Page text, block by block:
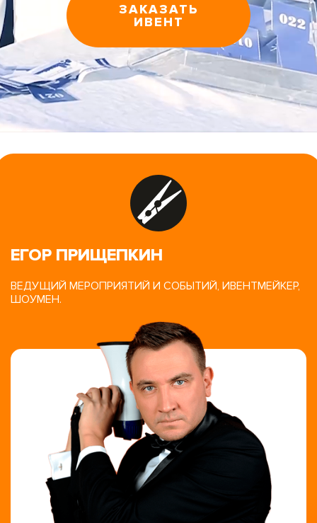
ЗАКАЗАТЬ
ИВЕНТ
ЕГОР ПРИЩЕПКИН
ВЕДУЩИЙ МЕРОПРИЯТИЙ И СОБЫТИЙ, ИВЕНТМЕЙКЕР,
ШОУМЕН.